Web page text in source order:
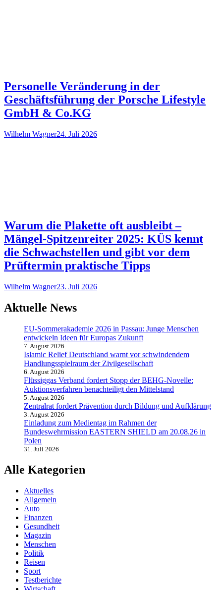
Personelle Veränderung in der
Geschäftsführung der Porsche Lifestyle
GmbH & Co.KG
Wilhelm Wagner24. Juli 2026
Warum die Plakette oft ausbleibt –
Mängel-Spitzenreiter 2025: KÜS kennt
die Schwachstellen und gibt vor dem
Prüftermin praktische Tipps
Wilhelm Wagner23. Juli 2026
Aktuelle News
EU-Sommerakademie 2026 in Passau: Junge Menschen
entwickeln Ideen für Europas Zukunft
7. August 2026
Islamic Relief Deutschland warnt vor schwindendem
Handlungsspielraum der Zivilgesellschaft
6. August 2026
Flüssiggas Verband fordert Stopp der BEHG-Novelle:
Auktionsverfahren benachteiligt den Mittelstand
5. August 2026
Zentralrat fordert Prävention durch Bildung und Aufklärung
3. August 2026
Einladung zum Medientag im Rahmen der
Bundeswehrmission EASTERN SHIELD am 20.08.26 in
Polen
31. Juli 2026
Alle Kategorien
Aktuelles
Allgemein
Auto
Finanzen
Gesundheit
Magazin
Menschen
Politik
Reisen
Sport
Testberichte